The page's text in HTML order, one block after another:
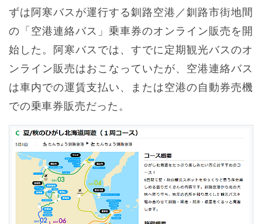
ずは阿寒バスが運行する釧路空港／釧路市街地間
の「空港連絡バス」乗車券のオンライン販売を開
始した。阿寒バスでは、すでに定期観光バスのオ
ンライン販売はおこなっていたが、空港連絡バス
は車内での運賃支払い、または空港の自動券売機
での乗車券販売だった。